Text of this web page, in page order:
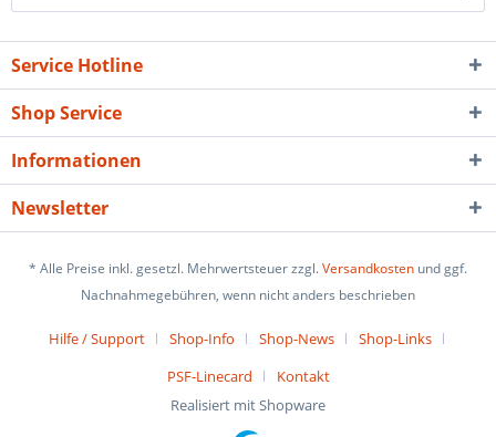
Service Hotline
Shop Service
Informationen
Newsletter
* Alle Preise inkl. gesetzl. Mehrwertsteuer zzgl.Versandkosten und ggf.
Nachnahmegebühren, wenn nicht anders beschrieben
Hilfe / Support Shop-Info Shop-News
Shop-Links
PSF-Linecard
Kontakt
Realisiert mit Shopware